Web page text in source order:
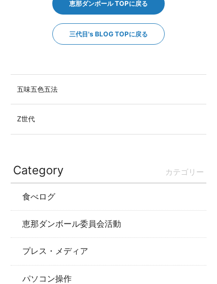
恵那ダンボール TOPに戻る
三代目's BLOG TOPに戻る
五味五色五法
Z世代
Category カテゴリー
食べログ
恵那ダンボール委員会活動
プレス・メディア
パソコン操作